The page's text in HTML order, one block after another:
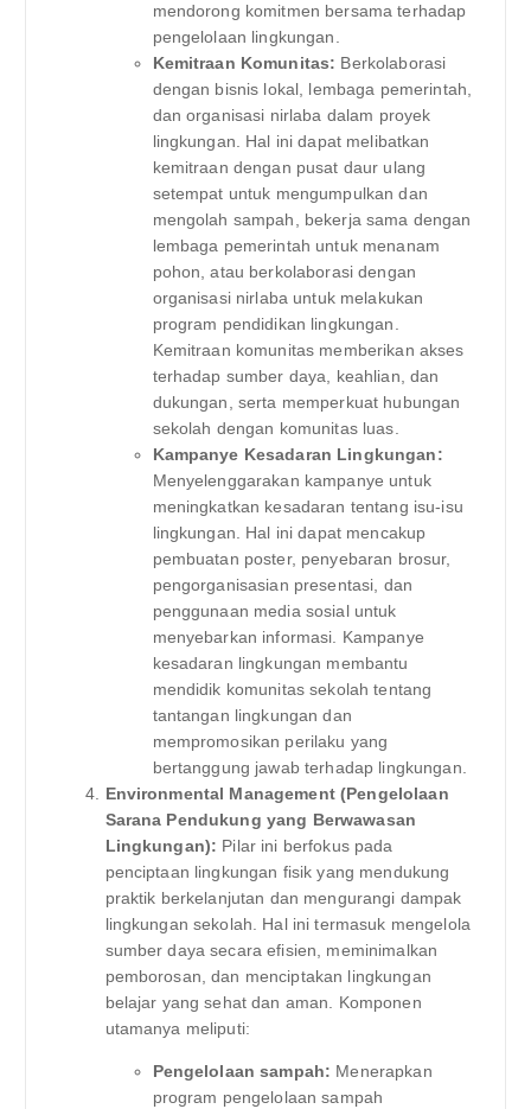
mendorong komitmen bersama terhadap
pengelolaan lingkungan.
Kemitraan Komunitas: Berkolaborasi
dengan bisnis lokal, lembaga pemerintah,
dan organisasi nirlaba dalam proyek
lingkungan. Hal ini dapat melibatkan
kemitraan dengan pusat daur ulang
setempat untuk mengumpulkan dan
mengolah sampah, bekerja sama dengan
lembaga pemerintah untuk menanam
pohon, atau berkolaborasi dengan
organisasi nirlaba untuk melakukan
program pendidikan lingkungan.
Kemitraan komunitas memberikan akses
terhadap sumber daya, keahlian, dan
dukungan, serta memperkuat hubungan
sekolah dengan komunitas luas.
Kampanye Kesadaran Lingkungan:
Menyelenggarakan kampanye untuk
meningkatkan kesadaran tentang isu-isu
lingkungan. Hal ini dapat mencakup
pembuatan poster, penyebaran brosur,
pengorganisasian presentasi, dan
penggunaan media sosial untuk
menyebarkan informasi. Kampanye
kesadaran lingkungan membantu
mendidik komunitas sekolah tentang
tantangan lingkungan dan
mempromosikan perilaku yang
bertanggung jawab terhadap lingkungan.
Environmental Management (Pengelolaan
Sarana Pendukung yang Berwawasan
Lingkungan): Pilar ini berfokus pada
penciptaan lingkungan fisik yang mendukung
praktik berkelanjutan dan mengurangi dampak
lingkungan sekolah. Hal ini termasuk mengelola
sumber daya secara efisien, meminimalkan
pemborosan, dan menciptakan lingkungan
belajar yang sehat dan aman. Komponen
utamanya meliputi:
Pengelolaan sampah: Menerapkan
program pengelolaan sampah